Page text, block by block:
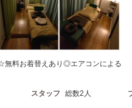
無料お着替えあり◎エアコンによる
スタッフ 総数2人